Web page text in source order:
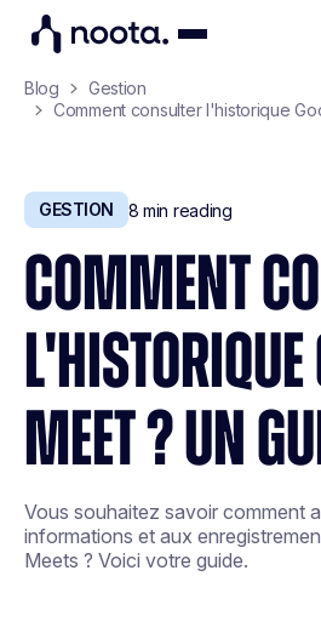
Blog
Gestion
Comment consulter l'historique
GESTION 8 min reading
COMMENT
L'HISTORIQUE
MEET ? UN
Vous souhaitez savoir comment
informations et aux
Meets ? Voici votre guide.